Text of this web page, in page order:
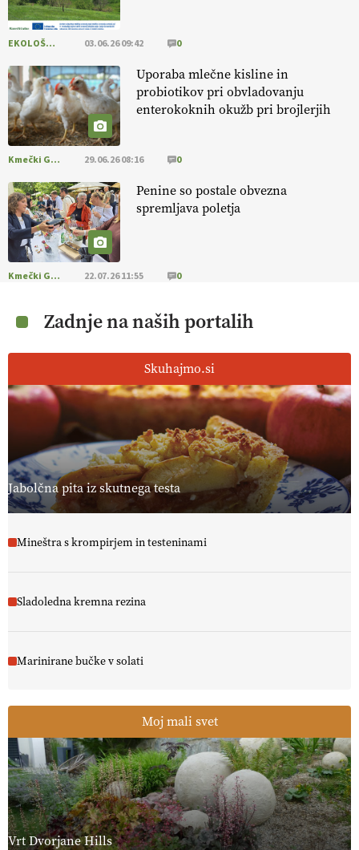
EKOLOŠKO LOGIČNO 03.06.26 09:42 0
Uporaba mlečne kisline in
probiotikov pri obvladovanju
enterokoknih okužb pri brojlerjih
Kmečki Glas 29.06.26 08:16 0
Penine so postale obvezna
spremljava poletja
Kmečki Glas 22.07.26 11:55 0
Zadnje na naših portalih
Skuhajmo.si
Jabolčna pita iz skutnega testa
Mineštra s krompirjem in testeninami
Sladoledna kremna rezina
Marinirane bučke v solati
Moj mali svet
Vrt Dvorjane Hills